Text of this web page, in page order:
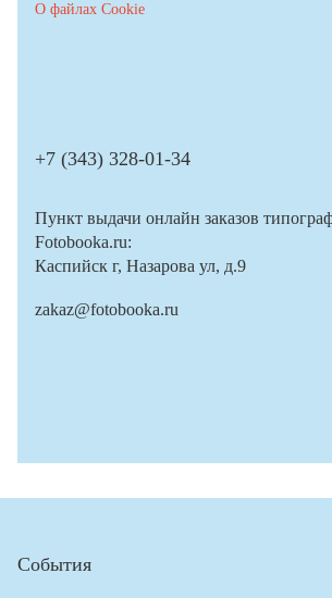
О файлах Cookie
+7 (343) 328-01-34
Пункт выдачи онлайн заказов
Fotobooka.ru:
Каспийск г, Назарова ул, д.9
zakaz@fotobooka.ru
События